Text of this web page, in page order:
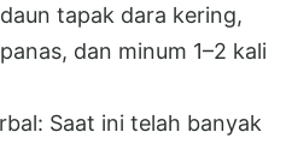
tapak dara kering,
dan minum 1–2 kali
Saat ini telah banyak